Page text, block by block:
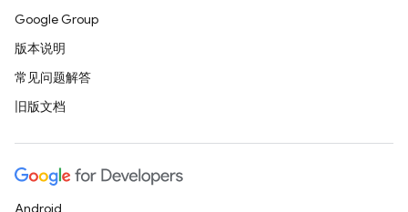
Google Group
版本说明
常见问题解答
旧版文档
Android